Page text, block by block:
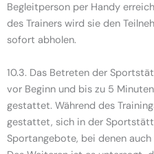
Begleitperson per Handy
des Trainers wird sie den
sofort abholen.
10.3. Das Betreten der
vor Beginn und bis zu 5
gestattet. Während des
gestattet, sich in der
Sportangebote, bei denen